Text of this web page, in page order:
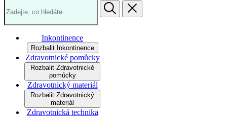
Inkontinence
Rozbalit Inkontinence
Zdravotnické pomůcky
Rozbalit Zdravotnické
pomůcky
Zdravotnický materiál
Rozbalit Zdravotnický
materiál
Zdravotnická technika